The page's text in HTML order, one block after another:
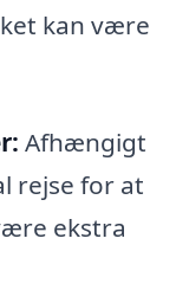
kan være
Afhængigt
rejse for at
ekstra